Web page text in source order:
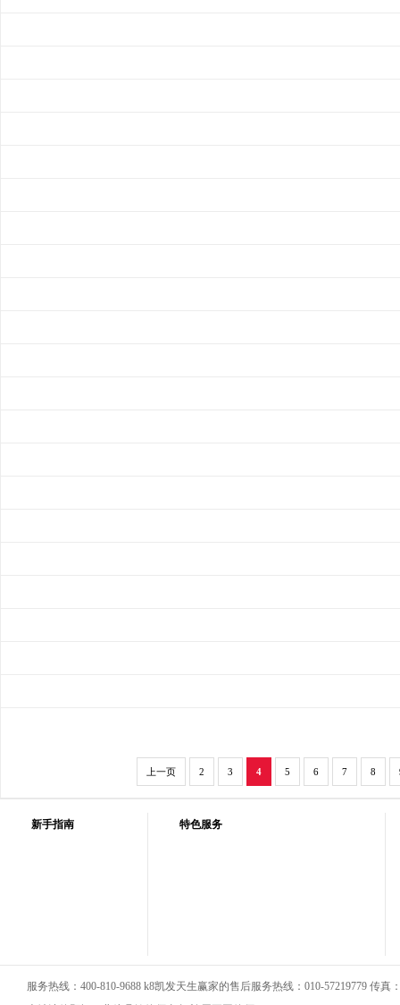
上一页 2 3 4 5 6 7 8
新手指南 特色服务
服务热线：400-810-9688 k8凯发天生赢家的售后服务热线：010-57219779 传真